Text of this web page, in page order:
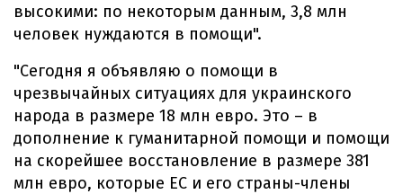
высокими: по некоторым данным, 3,8 млн
человек нуждаются в помощи".
"Сегодня я объявляю о помощи в
чрезвычайных ситуациях для украинского
народа в размере 18 млн евро. Это – в
дополнение к гуманитарной помощи и помощи
на скорейшее восстановление в размере 381
млн евро, которые ЕС и его страны-члены